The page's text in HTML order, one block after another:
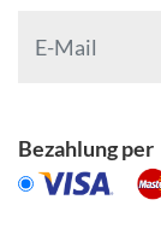
Bezahlung per